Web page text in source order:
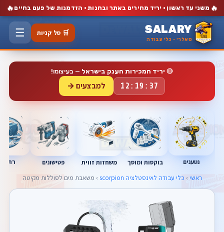
🔥 משני עד ראשון · יריד מחירים באתר ובחנות · הזדמנות של פעם בחיים 🔥
SALARY
סאלרי · כלי עבודה
🛒 סל קניות ☰
🔴 יריד המכירות הענק בישראל — בעיצומו!
12:19:36 למבצעים →
נטענים בוקסות ומוסך משחזות זווית פטישונים
ראשי › כלי עבודה לאינסטלציה scorpion › משאבת מים לסוללות מקיטה